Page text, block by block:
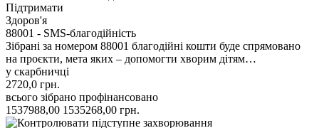
Підтримати
Здоров'я
88001 - SMS-благодійність
Зібрані за номером 88001 благодійні кошти буде спрямовано
на проєкти, мета яких – допомогти хворим дітям…
у скарбничці
2720,0 грн.
всього зібрано профінансовано
1537988,00 1535268,00 грн.